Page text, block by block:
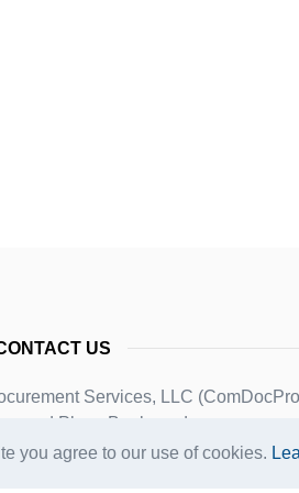
you agree to our use of cookies.
US
Services, LLC
Plaza Boulevard
Village, Colorado 80111